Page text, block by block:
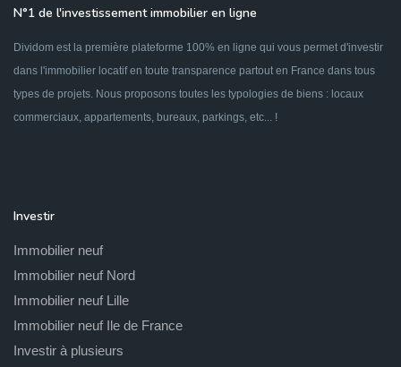
N°1 de l'investissement immobilier en ligne
Dividom est la première plateforme 100% en ligne qui vous permet d'investir
dans l'immobilier locatif en toute transparence partout en France dans tous
types de projets. Nous proposons toutes les typologies de biens : locaux
commerciaux, appartements, bureaux, parkings, etc... !
Investir
Immobilier neuf
Immobilier neuf Nord
Immobilier neuf Lille
Immobilier neuf Ile de France
Investir à plusieurs